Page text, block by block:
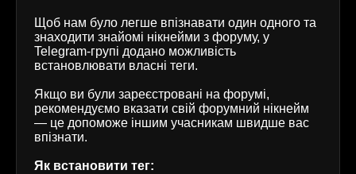
Щоб нам було легше впізнавати один одного та
знаходити знайомі нікнейми з форуму, у
Telegram-групі додано можливість
встановлювати власні теги.
Якщо ви були зареєстровані на форумі,
рекомендуємо вказати свій форумний нікнейм
— це допоможе іншим учасникам швидше вас
впізнати.
Як встановити тег: